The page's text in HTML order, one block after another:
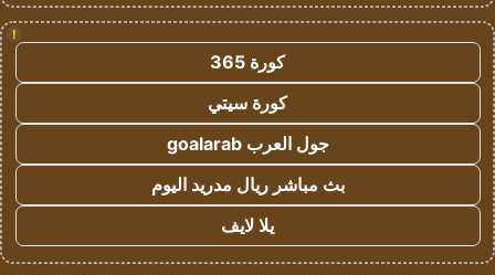
!
كورة 365
كورة سيتي
جول العرب goalarab
بث مباشر ريال مدريد اليوم
يلا لايف